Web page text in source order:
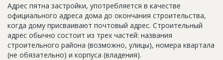
Адрес пятна застройки, употребляется в качестве
официального адреса дома до окончания строительства,
когда дому присваивают почтовый адрес. Строительный
адрес обычно состоит из трех частей: названия
строительного района (возможно, улицы), номера квартала
(не обязательно) и корпуса (владения).